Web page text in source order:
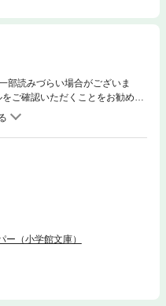
部読みづらい場合がございま
ご確認いただくことをお勧めし
ムヘルパーに取材、体験して初
、困った場面での対処法や介護
り聞き出しました。ホームヘル
と考える人たちに、すぐ役立つ
せんので、予めご了承くださ
お手持ちの端末での表示をご確
（小学館文庫）